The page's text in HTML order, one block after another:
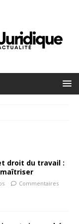
droit du travail :
Commentaires